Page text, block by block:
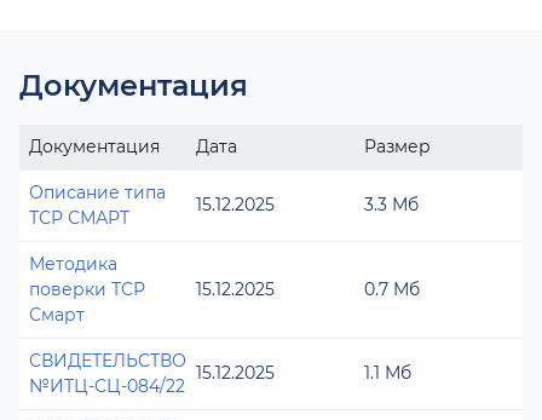
Документация
Документация Дата Размер
Описание типа
ТСР СМАРТ
15.12.2025 3.3 Мб
Методика
поверки ТСР
Смарт
15.12.2025 0.7 Мб
СВИДЕТЕЛЬСТВО
№ИТЦ-СЦ-084/22
15.12.2025 1.1 Мб